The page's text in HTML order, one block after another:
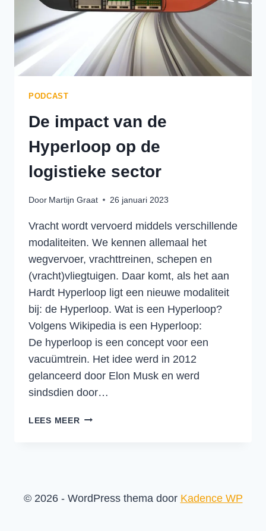
PODCAST
De impact van de
Hyperloop op de
logistieke sector
Door Martijn Graat 26 januari 2023
Vracht wordt vervoerd middels verschillende
modaliteiten. We kennen allemaal het
wegvervoer, vrachttreinen, schepen en
(vracht)vliegtuigen. Daar komt, als het aan
Hardt Hyperloop ligt een nieuwe modaliteit
bij: de Hyperloop. Wat is een Hyperloop?
Volgens Wikipedia is een Hyperloop:
De hyperloop is een concept voor een
vacuümtrein. Het idee werd in 2012
gelanceerd door Elon Musk en werd
sindsdien door…
LEES MEERDE
DE
© 2026 - WordPress thema door Kadence WP